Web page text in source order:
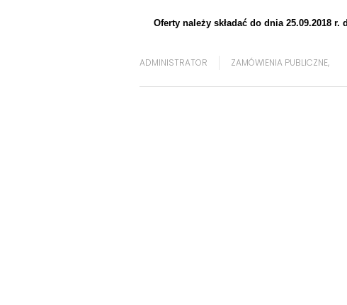
Oferty należy składać do dnia 25.09.2018 r.
ADMINISTRATOR ZAMÓWIENIA PUBLICZNE,